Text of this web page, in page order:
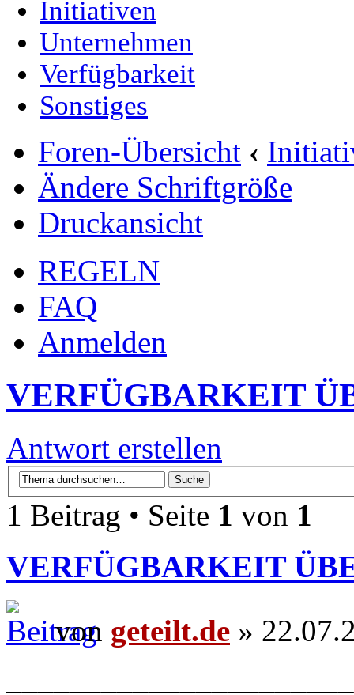
Initiativen
Unternehmen
Verfügbarkeit
Sonstiges
Foren-Übersicht ‹
Ändere Schriftgröße
Druckansicht
REGELN
FAQ
Anmelden
VERFÜGBARKEIT
Antwort erstellen
1 Beitrag • Seite 1 von 1
VERFÜGBARKEIT
von geteilt.de »